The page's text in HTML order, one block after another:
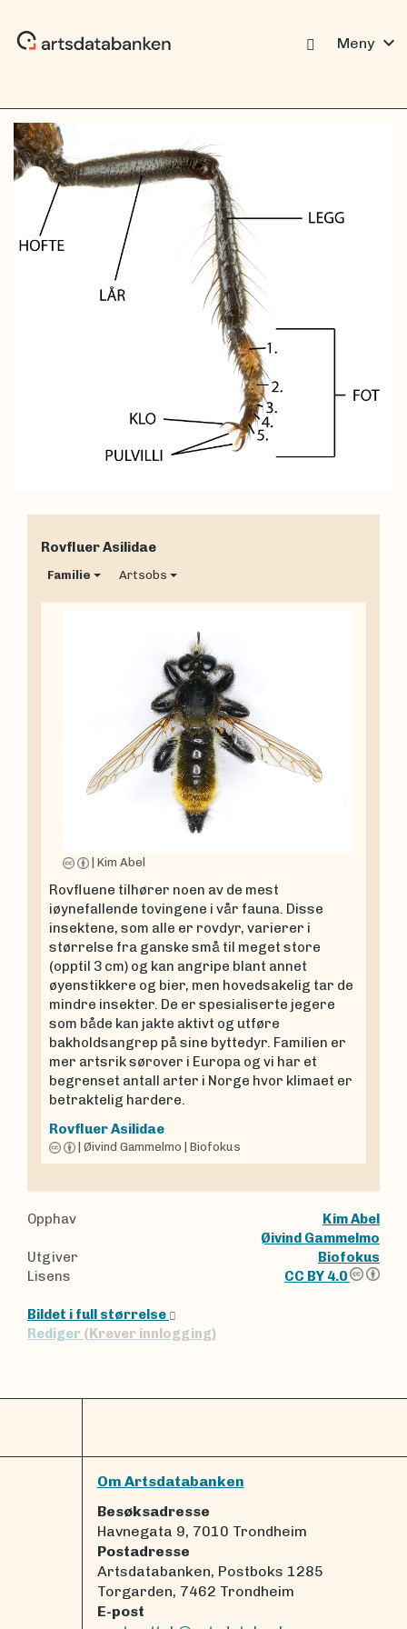
Meny expand_more
RovfluerAsilidae
Familie Artsobs
| Kim Abel
Rovfluene tilhører noen av de mest
iøynefallende tovingene i vår fauna. Disse
insektene, som alle er rovdyr, varierer i
størrelse fra ganske små til meget store
(opptil 3 cm) og kan angripe blant annet
øyenstikkere og bier, men hovedsakelig tar de
mindre insekter. De er spesialiserte jegere
som både kan jakte aktivt og utføre
bakholdsangrep på sine byttedyr. Familien er
mer artsrik sørover i Europa og vi har et
begrenset antall arter i Norge hvor klimaet er
betraktelig hardere.
RovfluerAsilidae
Øivind Gammelmo Biofokus
Opphav
Kim Abel
Øivind Gammelmo
Utgiver
Biofokus
Lisens
CC BY 4.0
Bildet i full størrelse
Rediger (Krever innlogging)
Om Artsdatabanken
Besøksadresse
Havnegata 9, 7010 Trondheim
Postadresse
Artsdatabanken, Postboks 1285
Torgarden, 7462 Trondheim
E-post